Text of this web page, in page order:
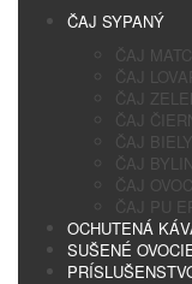
ČAJ SYPANÝ
ČAJ
ČAJ
ČAJ
ČAJ
ČAJ BIELY
ČAJ
ČAJ
ČAJ PU
OCHUTENÁ
SUŠENÉ